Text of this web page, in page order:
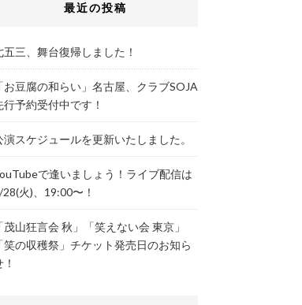
最近の投稿
五三、舞台復帰しました！
「お豆腐の和らい」名古屋、クラブSOJA
行予約受付中です！
演スケジュールを更新いたしました。
で逢いましょう！ライブ配信は
28(火)、19:00〜！
「茂山狂言会 秋」「笑えない会 東京」
「笑の収穫祭」チケット発売日のお知ら